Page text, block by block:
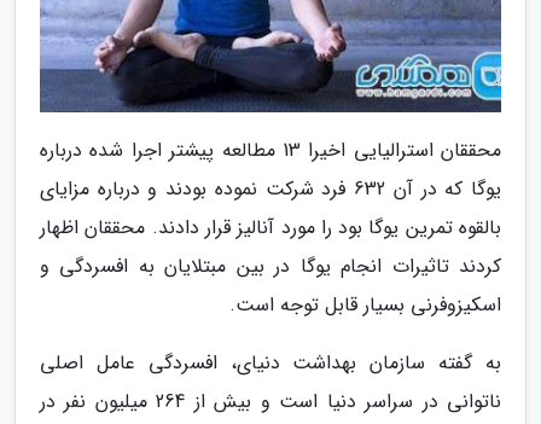
محققان استرالیایی اخیرا 13 مطالعه پیشتر اجرا شده درباره
یوگا که در آن 632 فرد شرکت نموده بودند و درباره مزایای
بالقوه تمرین یوگا بود را مورد آنالیز قرار دادند. محققان اظهار
کردند تاثیرات انجام یوگا در بین مبتلایان به افسردگی و
اسکیزوفرنی بسیار قابل توجه است.
به گفته سازمان بهداشت دنیای، افسردگی عامل اصلی
ناتوانی در سراسر دنیا است و بیش از 264 میلیون نفر در